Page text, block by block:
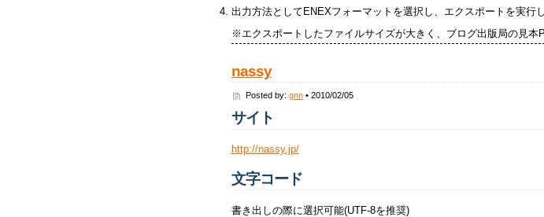
出力方法としてENEXフォーマットを選択し、エクスポートを実行
※エクスポートしたファイルサイズが大きく、ブログ出版局の見本
nassy
Posted by: gnn• 2010/02/05
サイト
http://nassy.jp/
文字コード
書き出しの際に選択可能(UTF-8を推奨)